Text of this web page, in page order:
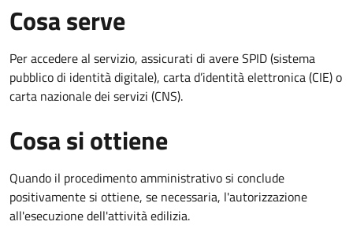
Cosa serve
Per accedere al servizio, assicurati di avere SPID (sistema
pubblico di identità digitale), carta d’identità elettronica (CIE) o
carta nazionale dei servizi (CNS).
Cosa si ottiene
Quando il procedimento amministrativo si conclude
positivamente si ottiene, se necessaria, l'autorizzazione
all'esecuzione dell'attività edilizia.